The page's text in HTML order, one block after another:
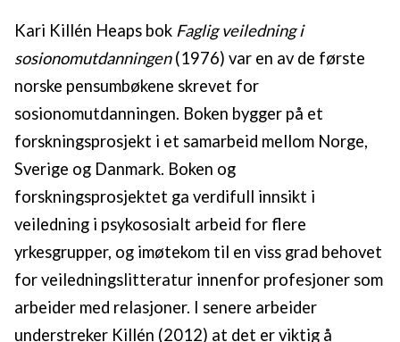
Kari Killén Heaps bok Faglig veiledning i
sosionomutdanningen(1976) var en av de første
norske pensumbøkene skrevet for
sosionomutdanningen. Boken bygger på et
forskningsprosjekt i et samarbeid mellom Norge,
Sverige og Danmark. Boken og
forskningsprosjektet ga verdifull innsikt i
veiledning i psykososialt arbeid for flere
yrkesgrupper, og imøtekom til en viss grad behovet
for veiledningslitteratur innenfor profesjoner som
arbeider med relasjoner. I senere arbeider
understreker Killén (2012) at det er viktig å